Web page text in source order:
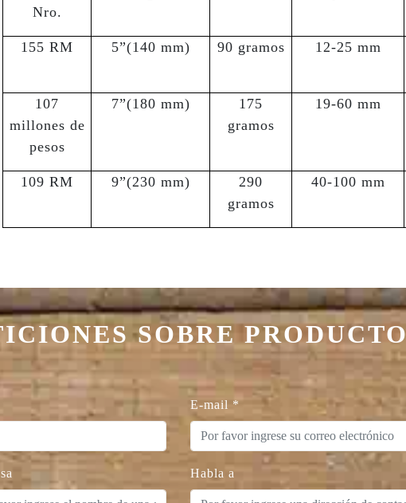
Nro.
155 RM 5”(140 mm) 90 gramos 12-25 mm
107
millones de
pesos
7”(180 mm)
175
gramos
19-60 mm
109 RM 9”(230 mm)
290
gramos
40-100 mm
SOBRE PRODUCTO
E-mail *
Habla a